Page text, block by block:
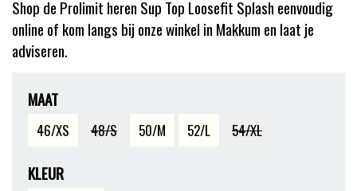
Shop de Prolimit heren Sup Top Loosefit Splash eenvoudig
online of kom langs bij onze winkel in Makkum en laat je
adviseren.
MAAT
46/XS 48/S 50/M 52/L 54/XL
KLEUR